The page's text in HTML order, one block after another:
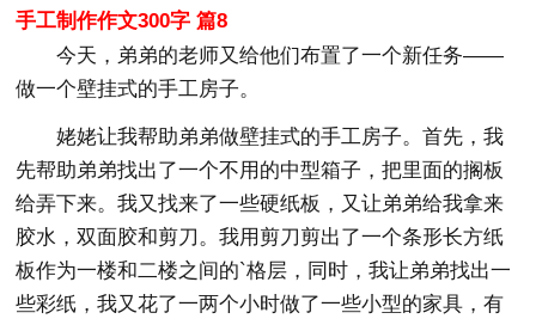
手工制作作文300字 篇8
今天，弟弟的老师又给他们布置了一个新任务——
做一个壁挂式的手工房子。
姥姥让我帮助弟弟做壁挂式的手工房子。首先，我
先帮助弟弟找出了一个不用的中型箱子，把里面的搁板
给弄下来。我又找来了一些硬纸板，又让弟弟给我拿来
胶水，双面胶和剪刀。我用剪刀剪出了一个条形长方纸
板作为一楼和二楼之间的`格层，同时，我让弟弟找出一
些彩纸，我又花了一两个小时做了一些小型的家具，有